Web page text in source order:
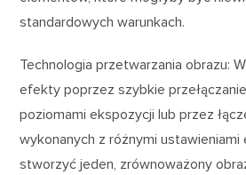
standardowych warunkach.
Technologia przetwarzania obrazu:
efekty poprzez szybkie
poziomami ekspozycji lub przez
wykonanych z różnymi ustawieniami
stworzyć jeden, zrównoważony